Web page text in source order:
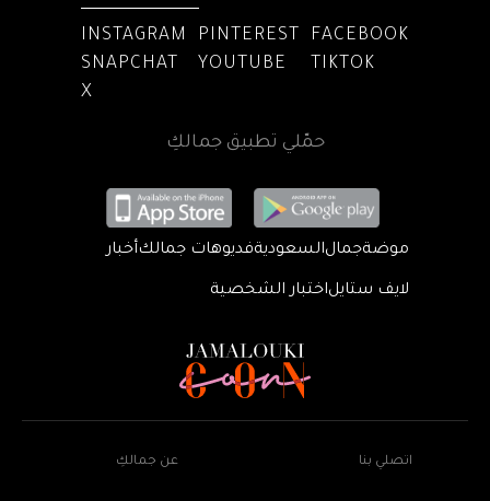
INSTAGRAM PINTEREST
FACEBOOK
SNAPCHAT
YOUTUBE
TIKTOK
X
حمّلي تطبيق جمالكِ
موضةجمالالسعوديةفديوهات جمالكأخبار
لايف ستايلاختبار الشخصية
اتصلي بنا عن جمالكِ